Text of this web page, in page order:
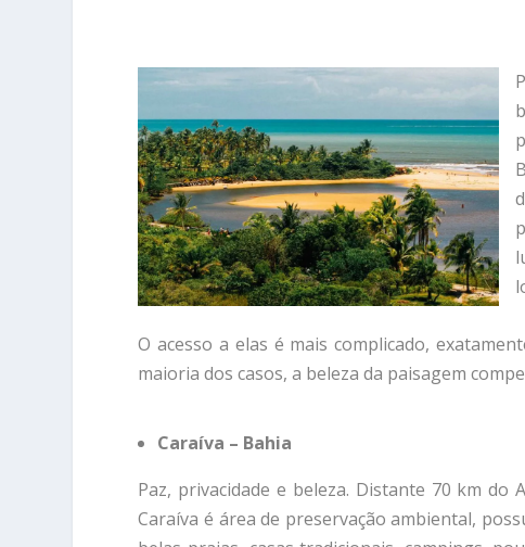
O acesso a elas é mais complicado,
maioria dos casos, a beleza da paisagem
Caraíva – Bahia
Paz, privacidade e beleza. Distante 70 km
Caraíva é área de preservação ambiental,